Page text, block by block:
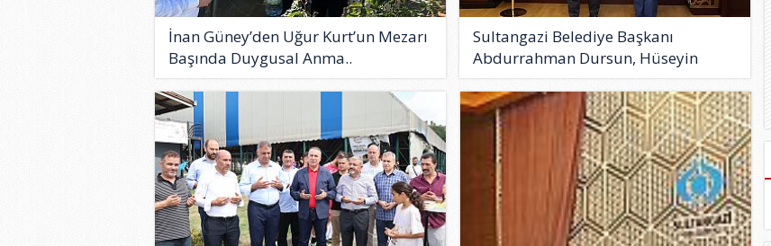
İnan Güney’den Uğur Kurt’un Mezarı
Başında Duygusal Anma..
Sultangazi Belediye Başkanı
Abdurrahman Dursun, Hüseyin
Kara..